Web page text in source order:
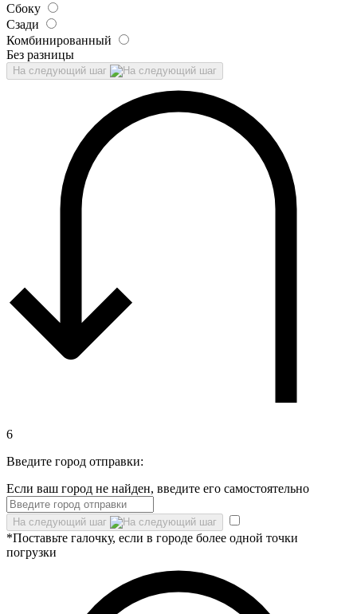
Сбоку
Сзади
Комбинированный
Без разницы
На следующий шаг
6
Введите город отправки:
Если ваш город не найден, введите его самостоятельно
На следующий шаг
*Поставьте галочку, если в городе более одной точки
погрузки